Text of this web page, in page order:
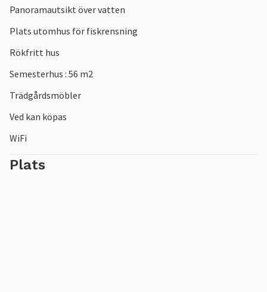
Panoramautsikt över vatten
Plats utomhus för fiskrensning
Rökfritt hus
Semesterhus : 56 m2
Trädgårdsmöbler
Ved kan köpas
WiFi
Plats